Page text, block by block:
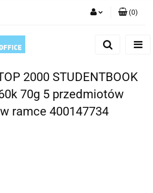
(0)
2000 STUDENTBOOK
70g 5 przedmiotów
ramce 400147734